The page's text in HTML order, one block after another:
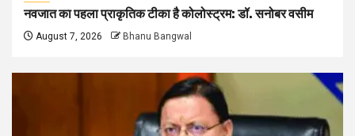
नवजात का पहला प्राकृतिक टीका है कोलोस्ट्रम: डॉ. सनोबर वसीम
August 7, 2026 Bhanu Bangwal